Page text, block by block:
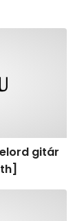
gitár